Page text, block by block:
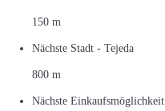
150 m
Nächste Stadt - Tejeda
800 m
Nächste Einkaufsmöglichkeit